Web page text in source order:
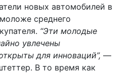
новых автомобилей в
среднего
“Эти молодые
увлечены
для инноваций”, —
В то время как